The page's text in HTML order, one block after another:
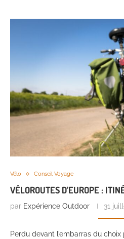
Vélo Conseil Voyage
VÉLOROUTES D’EUROPE :
par Expérience Outdoor 31
Perdu devant l’embarras du